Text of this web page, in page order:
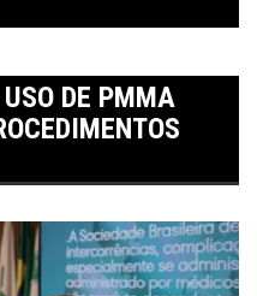
DE PMMA